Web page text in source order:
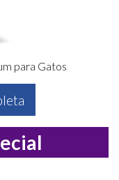
para Gatos